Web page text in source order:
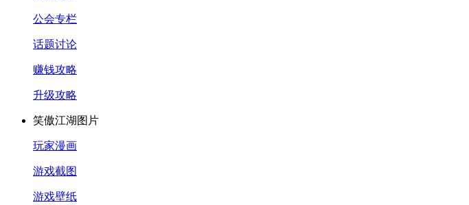
公会专栏
话题讨论
赚钱攻略
升级攻略
笑傲江湖图片
玩家漫画
游戏截图
游戏壁纸